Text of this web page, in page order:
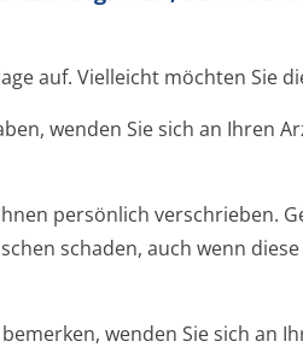
auf. Vielleicht möchten Sie
wenden Sie sich an Ihren
persönlich verschrieben.
schaden, auch wenn
wenden Sie sich an